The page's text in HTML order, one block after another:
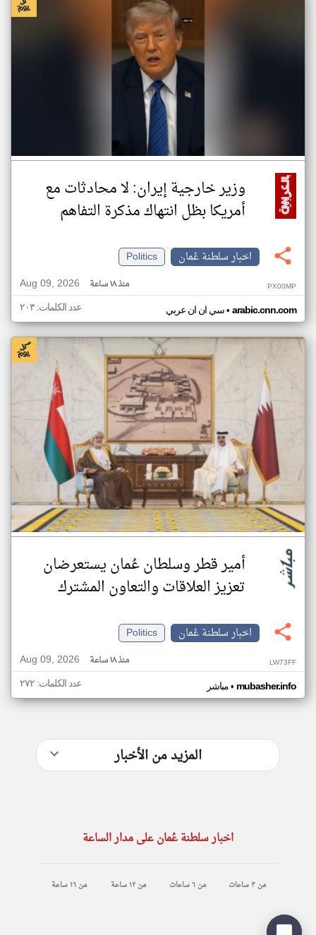
وزير خارجية إيران: لا محادثات مع
أمريكا بظل انتهاك مذكرة التفاهم
اخبار سلطنة عُمان
Politics
Aug 09, 2026
منذ ١٨ ساعة PX00MP
سي ان ان عربي• arabic.cnn.com عدد الكلمات: ٢٠٣
أمير قطر وسلطان عُمان يستعرضان
تعزيز العلاقات والتعاون المشترك
اخبار سلطنة عُمان
Politics
Aug 09, 2026
منذ ١٨ ساعة LW73FF
مباشر• mubasher.info عدد الكلمات: ٢٧٢
المزيد من الأخبار
اخبار سلطنة عُمان على مدار الساعة
من ٣ ساعات من ٦ ساعات من ١٢ ساعة من ١٦ ساعة